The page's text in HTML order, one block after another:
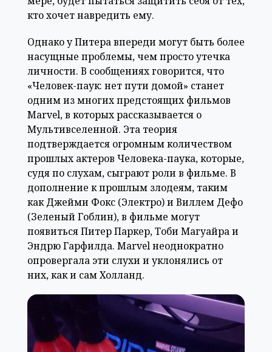
кто хочет навредить ему.
Однако у Питера впереди могут быть более
насущные проблемы, чем просто утечка
личности. В сообщениях говорится, что
«Человек-паук: нет пути домой» станет
одним из многих предстоящих фильмов
Marvel, в которых рассказывается о
Мультивселенной. Эта теория
подтверждается огромным количеством
прошлых актеров Человека-паука, которые,
судя по слухам, сыграют роли в фильме. В
дополнение к прошлым злодеям, таким
как Джейми Фокс (Электро) и Виллем Дефо
(Зеленый Гоблин), в фильме могут
появиться Питер Паркер, Тоби Магуайра и
Эндрю Гарфилда. Marvel неоднократно
опровергала эти слухи и уклонялись от
них, как и сам Холланд.